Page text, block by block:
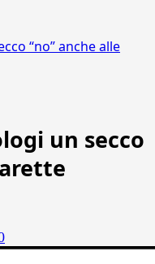
“no” anche alle
un secco